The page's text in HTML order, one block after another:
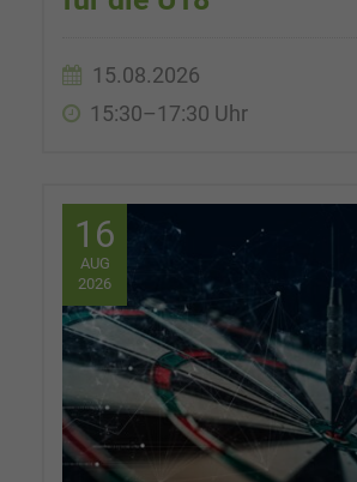
15.08.2026
15:30–17:30 Uhr
16
AUG
2026